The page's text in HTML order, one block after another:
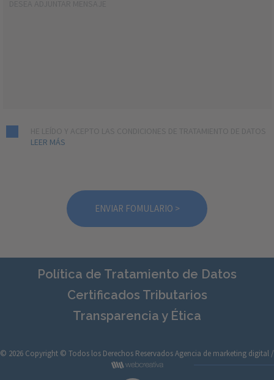
HE LEÍDO Y ACEPTO LAS CONDICIONES DE TRATAMIENTO DE DATOS
LEER MÁS
Política de Tratamiento de Datos
Certificados Tributarios
Transparencia y Ética
© 2026 Copyright © Todos los Derechos ReservadosAgencia de marketing digital /